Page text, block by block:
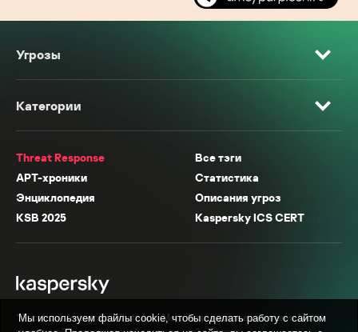
Угрозы
Категории
Threat Response
Все тэги
APT-хроники
Статистика
Энциклопедия
Описания угроз
KSB 2025
Kaspersky ICS CERT
* Facebook, Instagram, WhatsApp, Meta AI принадлежат компании Meta,
Мы используем файлы cookie, чтобы сделать работу с сайтом